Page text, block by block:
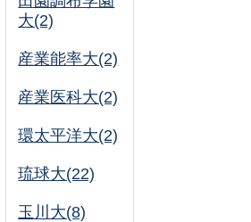
大(2)
産業能率大(2)
産業医科大(2)
環太平洋大(2)
琉球大(22)
玉川大(8)